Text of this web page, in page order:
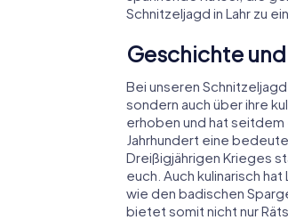
Schnitzeljagd in Lahr zu
Geschichte
Bei unseren
sondern auch über ihre
erhoben und hat seitdem
Jahrhundert eine
Dreißigjährigen Krieges
euch. Auch kulinarisch
wie den badischen
bietet somit nicht nur